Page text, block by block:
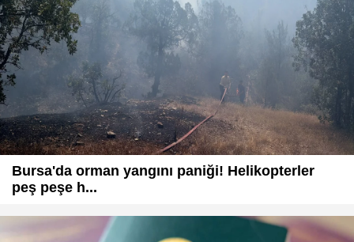
Bursa'da orman yangını paniği! Helikopterler
peş peşe h...